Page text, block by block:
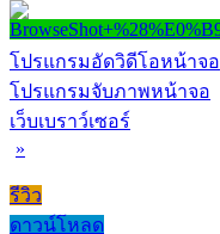
โปรแกรมอัดวิดีโอหน้าจอ
โปรแกรมจับภาพหน้าจอ
เว็บเบราว์เซอร์
»
รีวิว
ดาวน์โหลด